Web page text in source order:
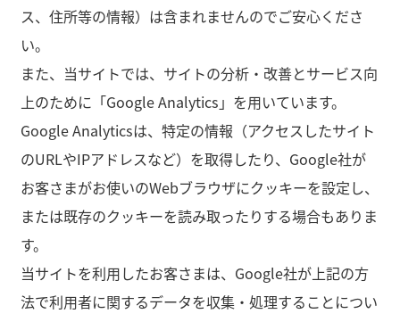
ス、住所等の情報）は含まれませんのでご安心くださ
い。
また、当サイトでは、サイトの分析・改善とサービス向
上のために「Google Analytics」を用いています。
Google Analyticsは、特定の情報（アクセスしたサイト
のURLやIPアドレスなど）を取得したり、Google社が
お客さまがお使いのWebブラウザにクッキーを設定し、
または既存のクッキーを読み取ったりする場合もありま
す。
当サイトを利用したお客さまは、Google社が上記の方
法で利用者に関するデータを収集・処理することについ